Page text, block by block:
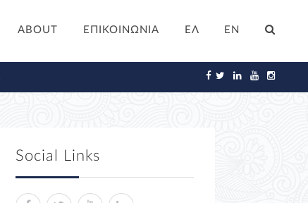
ABOUT ΕΠΙΚΟΙΝΩΝΙΑ ΕΛ EN
Social Links